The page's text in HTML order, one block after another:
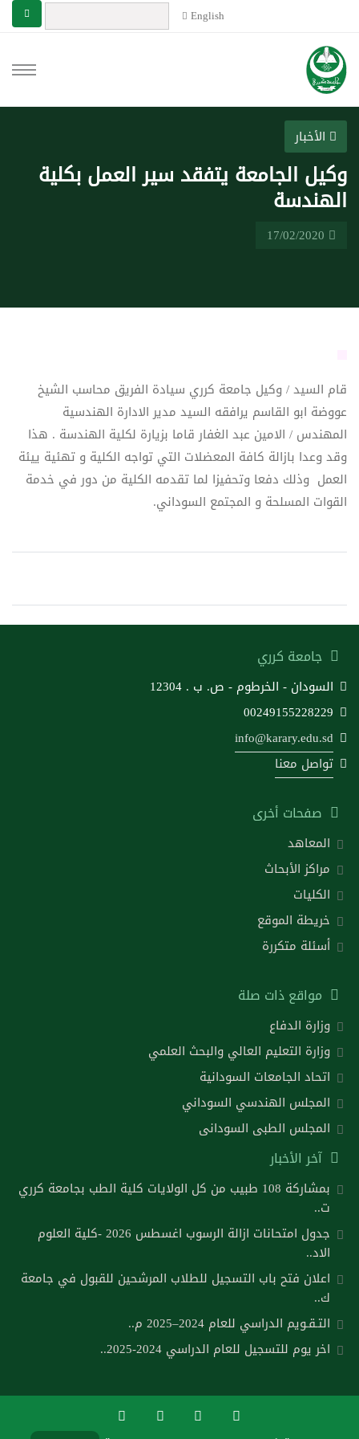
English
الأخبار
وكيل الجامعة يتفقد سير العمل بكلية
الهندسة
قام السيد / وكيل جامعة كرري سيادة الفريق محاسب الشيخ
عووضة ابو القاسم يرافقه السيد مدير الادارة الهندسية
المهندس / الامين عبد الغفار قاما بزيارة لكلية الهندسة . هذا
وقد وعدا بازالة كافة المعضلات التي تواجه الكلية و تهئية ييئة
العمل وذلك دفعا وتحفيزا لما تقدمه الكلية من دور في خدمة
القوات المسلحة و المجتمع السوداني.
جامعة كرري
السودان - الخرطوم - ص. ب . 12304
00249155228229
info@karary.edu.sd
تواصل معنا
صفحات أخرى
المعاهد
مراكز الأبحاث
الكليات
خريطة الموقع
أسئلة متكررة
مواقع ذات صلة
وزارة الدفاع
وزارة التعليم العالي والبحث العلمي
اتحاد الجامعات السودانية
المجلس الهندسي السوداني
المجلس الطبى السودانى
آخر الأخبار
بمشاركة 108 طبيب من كل الولايات كلية الطب بجامعة كرري
ت..
جدول امتحانات ازالة الرسوب اغسطس 2026 -كلية العلوم
الاد..
اعلان فتح باب التسجيل للطلاب المرشحين للقبول في جامعة
ك..
التـقـويم الدراسي للعام 2024–2025 م..
اخر يوم للتسجيل للعام الدراسي 2024-2025..